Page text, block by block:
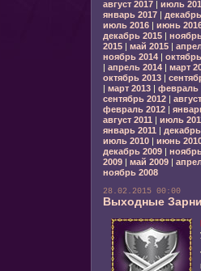
август 2017| июль
январь 2017|
июль 2016| июнь
декабрь 2015|
2015| май 2015|
ноябрь 2014|
| апрель 2014| март
октябрь 2013|
| март 2013| февраль
сентябрь 2012|
февраль 2012|
август 2011 | июль
январь 2011 |
июль 2010| июнь
декабрь 2009|
2009| май 2009|
ноябрь 2008
28.02.2015 00:00
Выходные